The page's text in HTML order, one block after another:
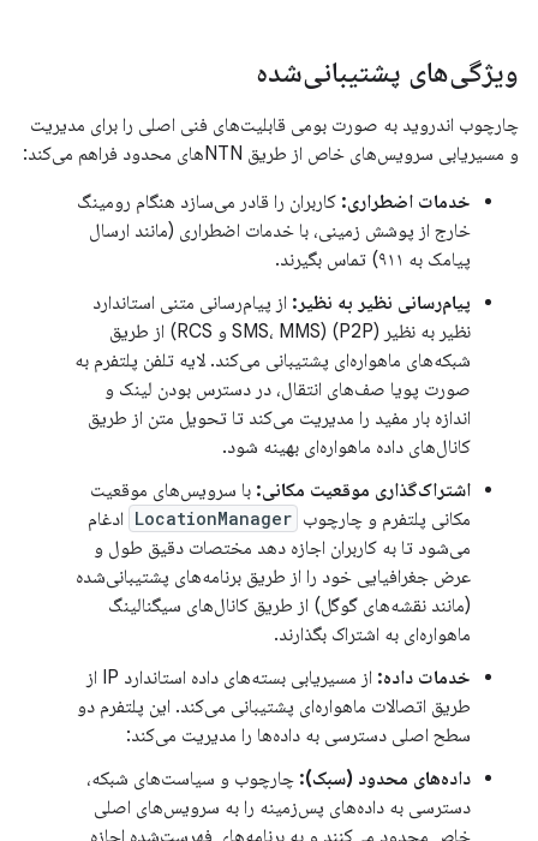
ویژگی‌های پشتیبانی‌شده
چارچوب اندروید به صورت بومی قابلیت‌های فنی اصلی را برای مدیریت
و مسیریابی سرویس‌های خاص از طریق NTNهای محدود فراهم می‌کند:
خدمات اضطراری: کاربران را قادر می‌سازد هنگام رومینگ
خارج از پوشش زمینی، با خدمات اضطراری (مانند ارسال
پیامک به ۹۱۱) تماس بگیرند.
پیام‌رسانی نظیر به نظیر: از پیام‌رسانی متنی استاندارد
نظیر به نظیر (P2P) (SMS، MMS و RCS) از طریق
شبکه‌های ماهواره‌ای پشتیبانی می‌کند. لایه تلفن پلتفرم به
صورت پویا صف‌های انتقال، در دسترس بودن لینک و
اندازه بار مفید را مدیریت می‌کند تا تحویل متن از طریق
کانال‌های داده ماهواره‌ای بهینه شود.
اشتراک‌گذاری موقعیت مکانی: با سرویس‌های موقعیت
مکانی پلتفرم و چارچوب LocationManager ادغام
می‌شود تا به کاربران اجازه دهد مختصات دقیق طول و
عرض جغرافیایی خود را از طریق برنامه‌های پشتیبانی‌شده
(مانند نقشه‌های گوگل) از طریق کانال‌های سیگنالینگ
ماهواره‌ای به اشتراک بگذارند.
خدمات داده:
از مسیریابی بسته‌های داده استاندارد IP از
طریق اتصالات ماهواره‌ای پشتیبانی می‌کند. این پلتفرم دو
سطح اصلی دسترسی به داده‌ها را مدیریت می‌کند:
داده‌های محدود (سبک): چارچوب و سیاست‌های شبکه،
دسترسی به داده‌های پس‌زمینه را به سرویس‌های اصلی
خاص محدود می‌کنند و به برنامه‌های فهرست‌شده اجازه